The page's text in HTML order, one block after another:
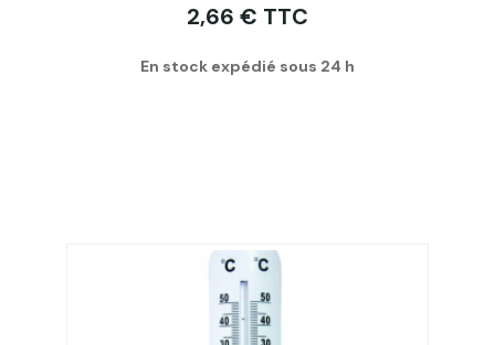
2,66 € TTC
En stock expédié sous 24 h